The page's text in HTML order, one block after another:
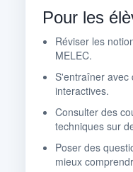
Pour les
Réviser les
MELEC.
S'entraîner avec
interactives.
Consulter des
techniques sur
Poser des
mieux